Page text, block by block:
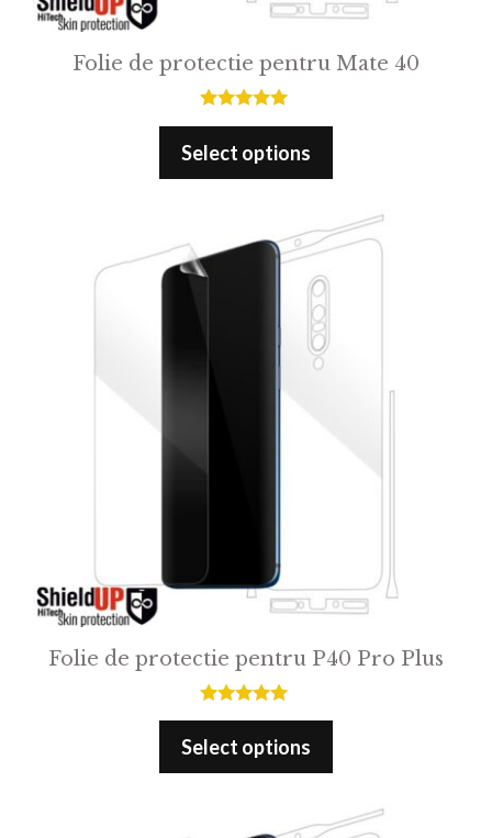
Folie de protectie pentru Mate 40
5.00
Select options
Folie de protectie pentru P40 Pro Plus
5.00
Select options